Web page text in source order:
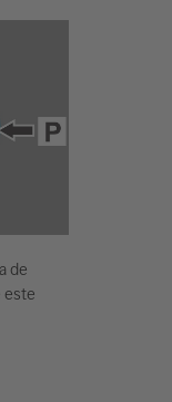
de
este